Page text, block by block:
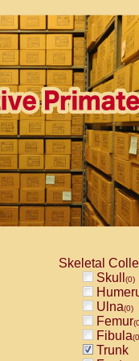
Skeletal
Skull (0)
Ulna(0)
Femur
Fibula
Trunk